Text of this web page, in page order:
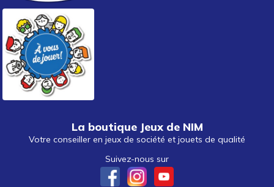
La boutique Jeux de NIM
Votre conseiller en jeux de société et jouets de qualité
Suivez-nous sur